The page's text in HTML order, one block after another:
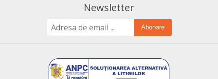
Newsletter
Abonare